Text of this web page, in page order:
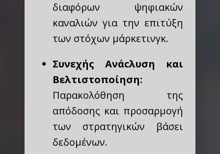
διαφόρων ψηφιακών
καναλιών για την επιτύξη
των στόχων μάρκετινγκ.
Συνεχής Ανάcλυση και
Βελτιστοποίηση:
Παρακολόθηση της
απόδοσης και προσαρμογή
των στρατηγικών βάσει
δεδομένων.